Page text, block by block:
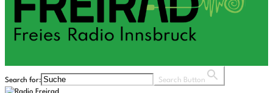
Search for: Search Button